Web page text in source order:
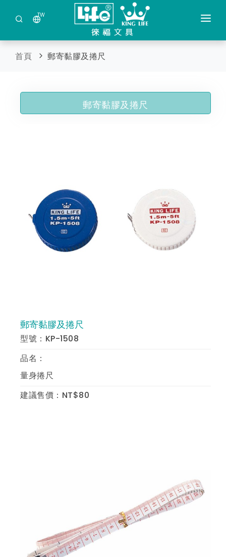
TW
公司簡介
保管箱金庫及現金管理箱
剪裁類文具
蓋印及壓克力製品
桌上文具
郵寄黏膠及捲尺
放大光學儀器
方向望遠光學儀器
蠟筆及木材筆
索取目錄
首頁 郵寄黏膠及捲尺
郵寄黏膠及捲尺
郵寄黏膠及捲尺
型號：KP-1508
品名：
量身捲尺
建議售價：NT$80